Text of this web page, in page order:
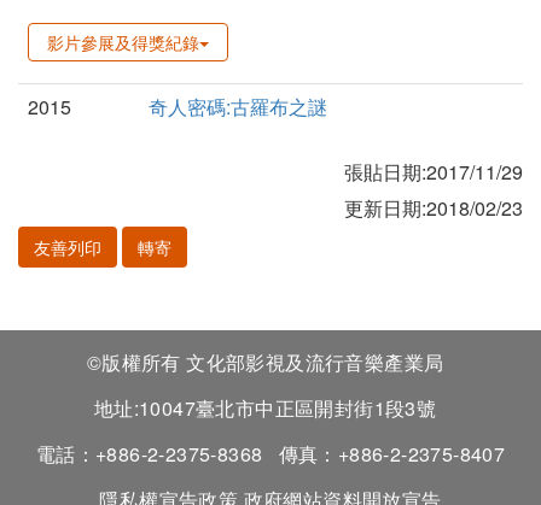
影片參展及得獎紀錄
2015 奇人密碼:古羅布之謎
張貼日期:2017/11/29
更新日期:2018/02/23
友善列印 轉寄
©版權所有 文化部影視及流行音樂產業局
地址:10047臺北市中正區開封街1段3號
電話：+886-2-2375-8368
傳真：+886-2-2375-8407